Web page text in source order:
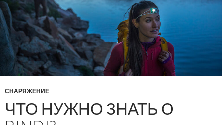
СНАРЯЖЕНИЕ
ЧТО НУЖНО ЗНАТЬ О